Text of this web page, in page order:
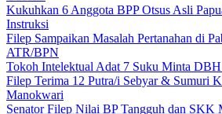
Kukuhkan 6 Anggota BPP Otsus Asli
Instruksi
Filep Sampaikan Masalah Pertanahan di
ATR/BPN
Tokoh Intelektual Adat 7 Suku Minta
Filep Terima 12 Putra/i Sebyar & Sumuri
Manokwari
Senator Filep Nilai BP Tangguh dan SKK